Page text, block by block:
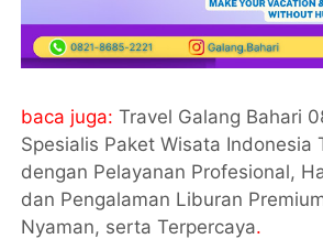
baca juga:Travel Galang Bahari
Spesialis Paket Wisata Indonesia
dengan Pelayanan Profesional,
dan Pengalaman Liburan
Nyaman, serta Terpercaya.